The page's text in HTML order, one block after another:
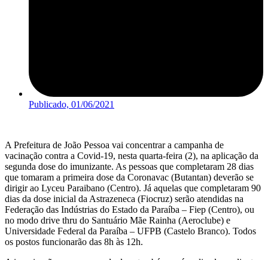
Publicado, 01/06/2021
A Prefeitura de João Pessoa vai concentrar a campanha de
vacinação contra a Covid-19, nesta quarta-feira (2), na aplicação da
segunda dose do imunizante. As pessoas que completaram 28 dias
que tomaram a primeira dose da Coronavac (Butantan) deverão se
dirigir ao Lyceu Paraibano (Centro). Já aquelas que completaram 90
dias da dose inicial da Astrazeneca (Fiocruz) serão atendidas na
Federação das Indústrias do Estado da Paraíba – Fiep (Centro), ou
no modo drive thru do Santuário Mãe Rainha (Aeroclube) e
Universidade Federal da Paraíba – UFPB (Castelo Branco). Todos
os postos funcionarão das 8h às 12h.